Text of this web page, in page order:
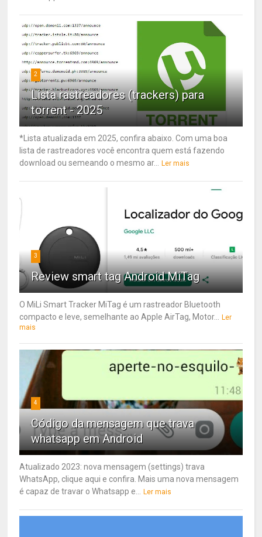
2
Lista rastreadores (trackers) para
torrent - 2025
*Lista atualizada em 2025, confira abaixo. Com uma boa
lista de rastreadores você encontra quem está fazendo
download ou semeando o mesmo ar...
Ler mais
3
Review smart tag Android MiTag
O MiLi Smart Tracker MiTag é um rastreador Bluetooth
compacto e leve, semelhante ao Apple AirTag, Motor...
Ler
mais
4
Código da mensagem que trava
whatsapp em Android
Atualizado 2023: nova mensagem (settings) trava
WhatsApp, clique aqui e confira. Mais uma nova mensagem
é capaz de travar o Whatsapp e...
Ler mais